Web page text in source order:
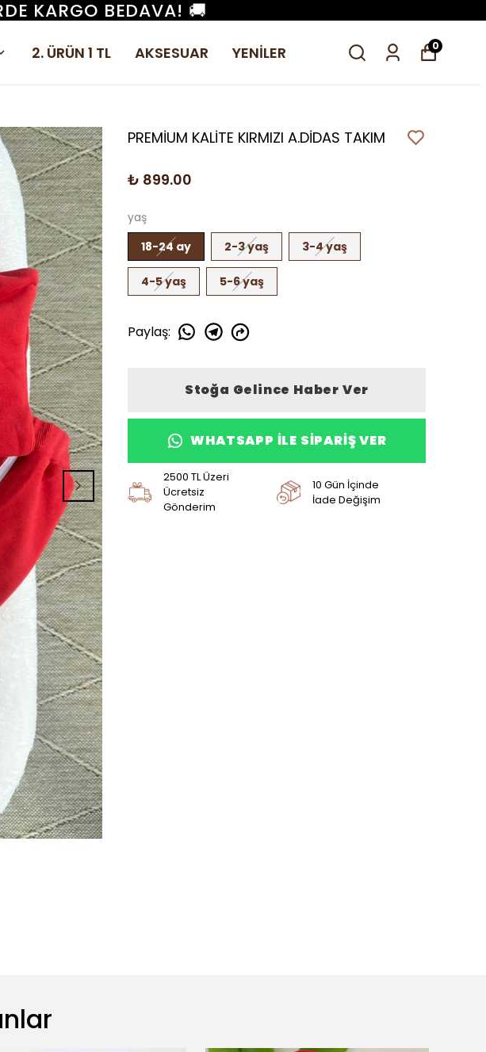
KARGO BEDAVA! 🚚
2. ÜRÜN 1 TL AKSESUAR YENİLER 0
PREMİUM KALİTE KIRMIZI A.DİDAS TAKIM
₺ 899.00
yaş
18-24 ay
2-3 yaş 3-4 yaş
4-5 yaş 5-6 yaş
Paylaş:
Stoğa Gelince Haber Ver
WHATSAPP ILE SIPARIŞ VER
2500 TL Üzeri
Ücretsiz
Gönderim
10 Gün İçinde
İade Değişim